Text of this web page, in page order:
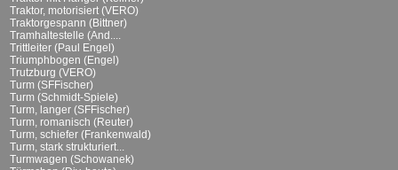
Traktor, motorisiert (VERO)
Traktorgespann (Bittner)
Tramhaltestelle (And....
Trittleiter (Paul Engel)
Triumphbogen (Engel)
Trutzburg (VERO)
Turm (SFFischer)
Turm (Schmidt-Spiele)
Turm, langer (SFFischer)
Turm, romanisch (Reuter)
Turm, schiefer (Frankenwald)
Turm, stark strukturiert...
Turmwagen (Schowanek)